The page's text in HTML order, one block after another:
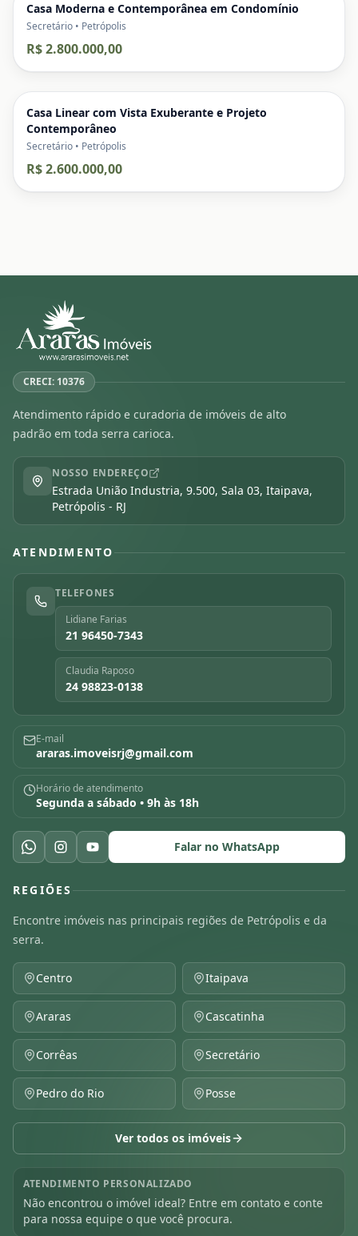
Casa Moderna e Contemporânea em Condomínio
Secretário • Petrópolis
R$ 2.800.000,00
Casa Linear com Vista Exuberante e Projeto
Contemporâneo
Secretário • Petrópolis
R$ 2.600.000,00
CRECI: 10376
Atendimento rápido e curadoria de imóveis de alto
padrão em toda serra carioca.
NOSSO ENDEREÇO
Estrada União Industria, 9.500, Sala 03, Itaipava,
Petrópolis - RJ
ATENDIMENTO
TELEFONES
Lidiane Farias
21 96450-7343
Claudia Raposo
24 98823-0138
E-mail
araras.imoveisrj@gmail.com
Horário de atendimento
Segunda a sábado • 9h às 18h
Falar no WhatsApp
REGIÕES
Encontre imóveis nas principais regiões de Petrópolis e da
serra.
Centro Itaipava
Araras Cascatinha
Corrêas Secretário
Pedro do Rio Posse
Ver todos os imóveis
ATENDIMENTO PERSONALIZADO
Não encontrou o imóvel ideal? Entre em contato e conte
para nossa equipe o que você procura.